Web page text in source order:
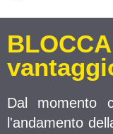
Dal momento
l'andamento